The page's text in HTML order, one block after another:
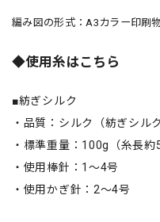
編み図の形式：A3カラー印刷
◆使用糸はこちら
■紡ぎシルク
・品質：シルク（紡ぎシ
・標準重量：100g（糸長約
・使用棒針：1～4号
・使用かぎ針：2～4号